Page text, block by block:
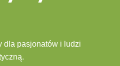
dla pasjonatów i ludzi